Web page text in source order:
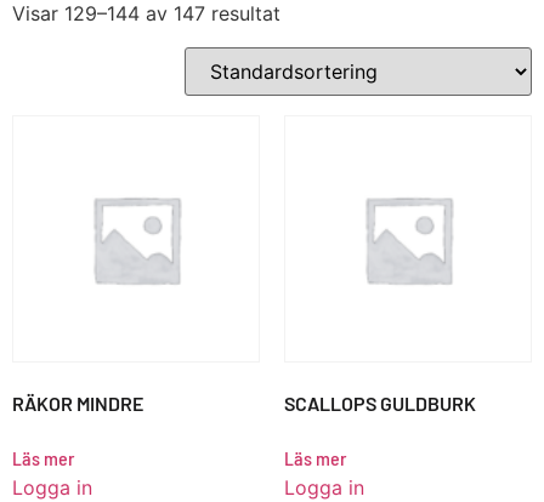
Visar 129–144 av 147 resultat
RÄKOR MINDRE
Läs mer
Logga in
SCALLOPS GULDBURK
Läs mer
Logga in